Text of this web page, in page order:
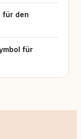
für den
für